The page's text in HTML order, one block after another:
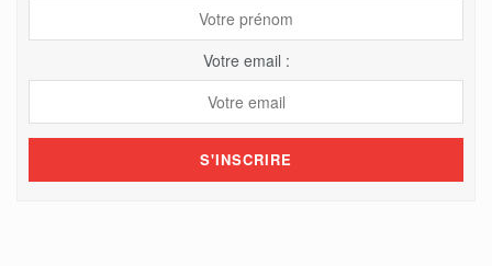
Votre email :